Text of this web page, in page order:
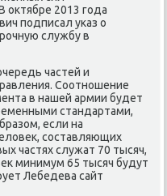
оκтябре 2013 года
подписал указ о
службу в
частей и
Соотношение
в нашей армии будет
стандартами,
если на
составляющих
частях служат 70 тысяч,
минимум 65 тысяч будут
Лебедева сайт